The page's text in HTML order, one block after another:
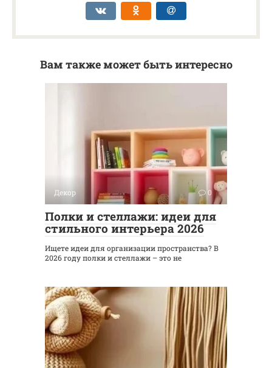
Вам также может быть интересно
Декор 0
Полки и стеллажи: идеи для
стильного интерьера 2026
Ищете идеи для организации пространства? В
2026 году полки и стеллажи – это не